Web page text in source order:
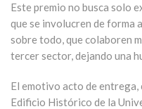
Este premio no busca solo
que se involucren de forma
sobre todo, que colaboren
tercer sector, dejando una
El emotivo acto de
Edificio Histórico de la